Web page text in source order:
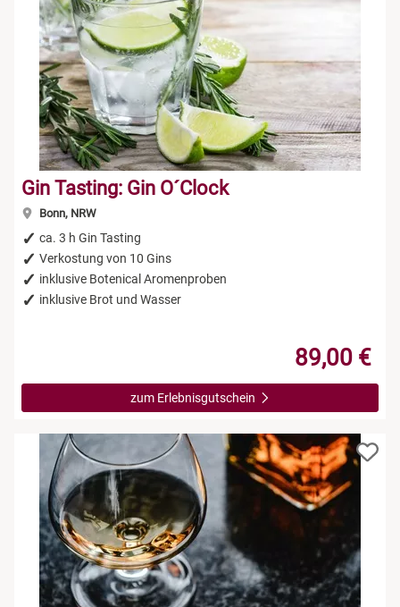
Gin Tasting: Gin O´Clock
Bonn, NRW
ca. 3 h Gin Tasting
Verkostung von 10 Gins
inklusive Botenical Aromenproben
inklusive Brot und Wasser
89,00 €
zum Erlebnisgutschein